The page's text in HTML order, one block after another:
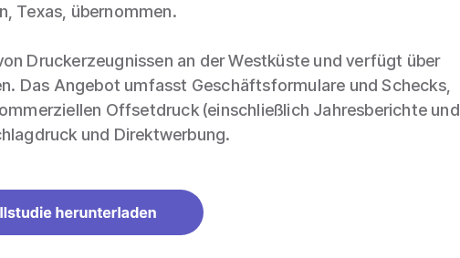
Texas, übernommen.
Druckerzeugnissen an der Westküste und verfügt über
Das Angebot umfasst Geschäftsformulare und Schecks,
Offsetdruck (einschließlich Jahresberichte und
und Direktwerbung.